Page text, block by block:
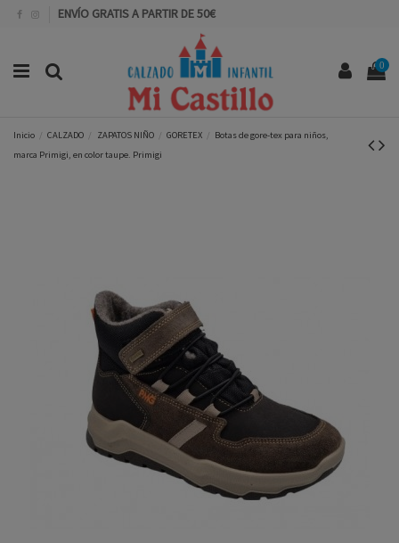
ENVÍO GRATIS A PARTIR DE 50€
0
Inicio CALZADO ZAPATOS NIÑO GORETEX
Botas de gore-tex para niños,
marca Primigi, en color taupe. Primigi